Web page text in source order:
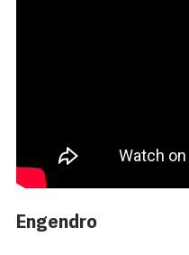
Engendro